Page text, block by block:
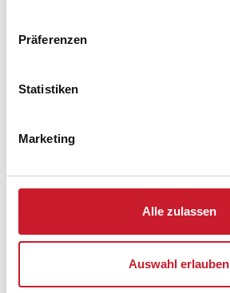
Präferenzen
Statistiken
Marketing
Alle zulassen
Auswahl erlauben
Belegungskalender
Reisedauer auswählen